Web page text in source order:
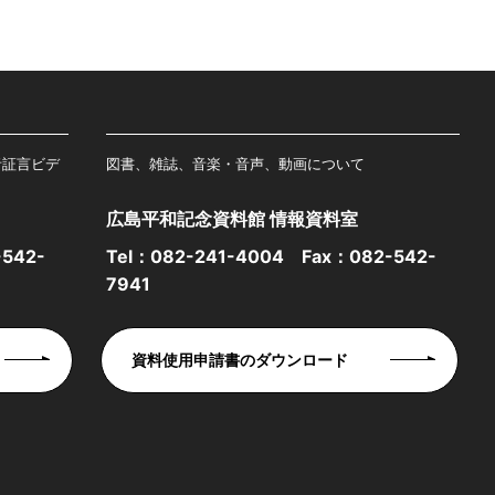
言ビデ 図書、雑誌、音楽・音声、動画について
広島平和記念資料館 情報資料室
Tel： 082-241-4004 Fax：082-542-
7941
資料使用申請書のダウンロード